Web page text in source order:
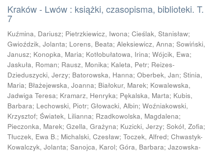
Kraków - Lwów : książki, czasopisma, biblioteki. T.
7
Kuźmina, Dariusz; Pietrzkiewicz, Iwona; Cieślak, Stanisław;
Gwioździk, Jolanta; Lorens, Beata; Aleksiewicz, Anna; Sowiński,
Janusz; Konopka, Maria; Kotłobułatowa, Irina; Wójcik, Ewa;
Jaskuła, Roman; Rausz, Monika; Kaleta, Petr; Reizes-
Dzieduszycki, Jerzy; Batorowska, Hanna; Oberbek, Jan; Stinia,
Maria; Błażejewska, Joanna; Białokur, Marek; Kowalewska,
Jadwiga Teresa; Kramarz, Henryka; Pękalska, Marta; Kubis,
Barbara; Lechowski, Piotr; Głowacki, Albin; Woźniakowski,
Krzysztof; Światek, Lilianna; Rzadkowolska, Magdalena;
Pieczonka, Marek; Gzella, Grażyna; Kuzicki, Jerzy; Sokół, Zofia;
Tłuczek, Ewa B.; Michalski, Czesław; Toczek, Alfred; Chwastyk-
Kowalczyk, Jolanta; Sanojca, Karol; Góra, Barbara; Jazowska-